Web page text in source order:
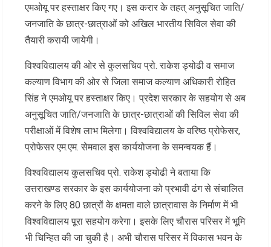
एमओयू पर हस्ताक्षर किए गए। इस करार के तहत् अनुसूचित जाति/
जनजाति के छात्र-छात्राओं को अखिल भारतीय सिविल सेवा की
तैयारी करायी जायेगी।
विश्वविद्यालय की ओर से कुलसचिव प्रो. राकेश ड्योढी व समाज
कल्याण विभाग की ओर से जिला समाज कल्याण अधिकारी रोहित
सिंह ने एमओयू पर हस्ताक्षर किए। प्रदेश सरकार के सहयोग से अब
अनुसूचित जाति/जनजाति के छात्र-छात्राओं की सिविल सेवा की
परीक्षाओं में विशेष लाभ मिलेगा। विश्वविद्यालय के वरिष्ठ प्रोफेसर,
प्रोफेसर एम.एम. सेमवाल इस कार्ययोजना के समन्वयक हैं।
विश्वविद्यालय कुलसचिव प्रो. राकेश ड्योढी ने बताया कि
उत्तराखण्ड सरकार के इस कार्ययोजना को प्रभावी ढंग से संचालित
करने के लिए 80 छात्रों के क्षमता वाले छात्रावास के निर्माण में भी
विश्वविद्यालय पूरा सहयोग करेगा। इसके लिए चौरास परिसर में भूमि
भी चिन्हित की जा चुकी है। अभी चौरास परिसर में विकास भवन के